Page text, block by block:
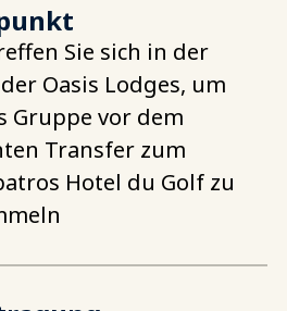
Sie sich in der
Oasis Lodges, um
Gruppe vor dem
Transfer zum
Hotel du Golf zu